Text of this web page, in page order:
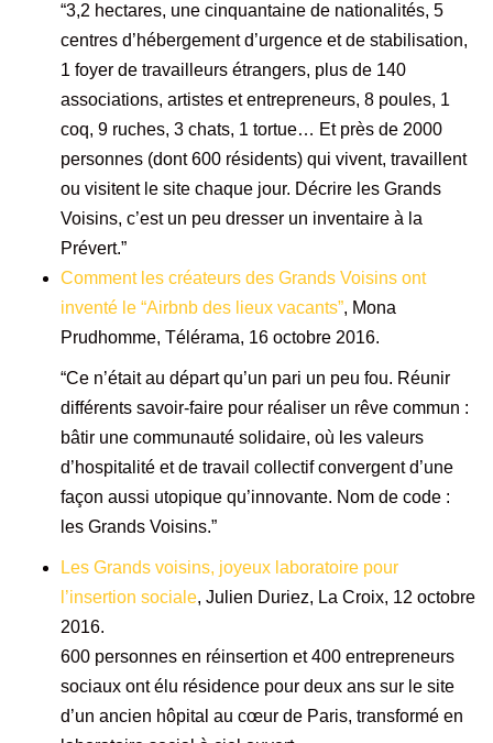
“3,2 hectares, une cinquantaine de nationalités, 5
centres d’hébergement d’urgence et de stabilisation,
1 foyer de travailleurs étrangers, plus de 140
associations, artistes et entrepreneurs, 8 poules, 1
coq, 9 ruches, 3 chats, 1 tortue… Et près de 2000
personnes (dont 600 résidents) qui vivent, travaillent
ou visitent le site chaque jour. Décrire les Grands
Voisins, c’est un peu dresser un inventaire à la
Prévert.”
Comment les créateurs des Grands Voisins ont
inventé le “Airbnb des lieux vacants”, Mona
Prudhomme, Télérama, 16 octobre 2016.
“Ce n’était au départ qu’un pari un peu fou. Réunir
différents savoir-faire pour réaliser un rêve commun :
bâtir une communauté solidaire, où les valeurs
d’hospitalité et de travail collectif convergent d’une
façon aussi utopique qu’innovante. Nom de code :
les Grands Voisins.”
Les Grands voisins, joyeux laboratoire pour
l’insertion sociale, Julien Duriez, La Croix, 12 octobre
2016.
600 personnes en réinsertion et 400 entrepreneurs
sociaux ont élu résidence pour deux ans sur le site
d’un ancien hôpital au cœur de Paris, transformé en